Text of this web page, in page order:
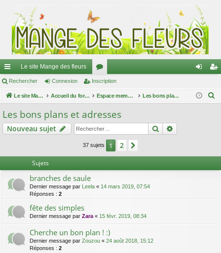
ac
co
ur
ci
Le site Mange des fleurs
or
u
s
ne cri
Rechercher Connexion Inscription
Le site Mange des fleurs Accueil du forum Espace membres Les bons plans et adresses
h
Les bons plans et adresses
Nouveau sujet Rechercher
37 sujets 1 2
Sujets
branches de saule
Dernier message par Leela « 14 mars 2019, 07:54
Réponses : 2
fête des simples
Dernier message par Zara « 15 févr. 2019, 08:34
Cherche un bon plan ! :)
Dernier message par Zouzou « 24 août 2018, 15:12
Réponses : 2